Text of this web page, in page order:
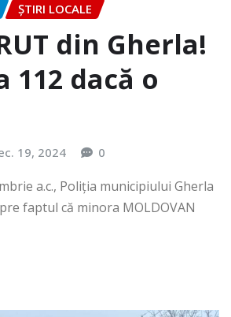
ȘTIRI LOCALE
din Gherla!
112 dacă o
19, 2024 0
a.c., Poliția municipiului Gherla
faptul că minora MOLDOVAN